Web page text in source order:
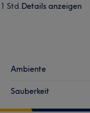
1 Std.Details anzeigen
Ambiente
Sauberkeit